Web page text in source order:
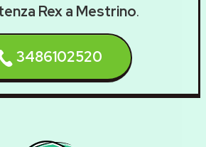
Rex a Mestrino.
3486102520